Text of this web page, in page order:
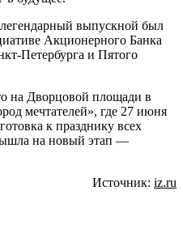
выпускной был
Акционерного Банка
Петербурга и Пятого
на Дворцовой площади в
мечтателей», где 27 июня
к празднику всех
на новый этап —
Источник: iz.ru